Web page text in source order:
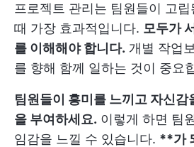
프로젝트 관리는 팀원들이 고
때 가장 효과적입니다. 모두가
를 이해해야 합니다. 개별 작업
를 향해 함께 일하는 것이 중요
팀원들이 흥미를 느끼고 자신감
을 부여하세요. 이렇게 하면 팀
임감을 느낄 수 있습니다. **가